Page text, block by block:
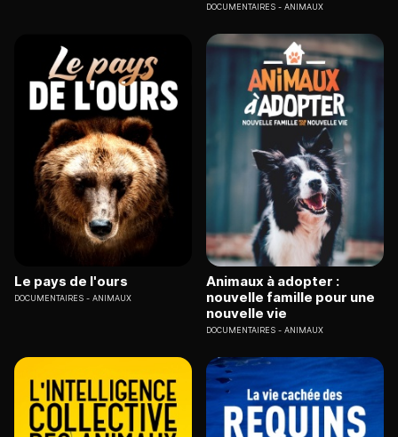
DOCUMENTAIRES ANIMAUX
Le pays de l'ours
DOCUMENTAIRES ANIMAUX
Animaux à adopter :
nouvelle famille pour une
nouvelle vie
DOCUMENTAIRES ANIMAUX